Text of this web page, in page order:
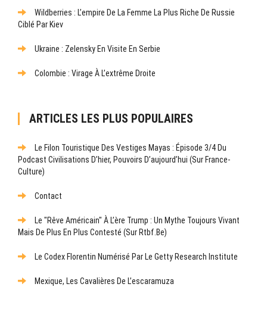
Wildberries : L’empire De La Femme La Plus Riche De Russie
Ciblé Par Kiev
Ukraine : Zelensky En Visite En Serbie
Colombie : Virage À L’extrême Droite
ARTICLES LES PLUS POPULAIRES
Le Filon Touristique Des Vestiges Mayas : Épisode 3/4 Du
Podcast Civilisations D’hier, Pouvoirs D’aujourd’hui (sur France-
Culture)
Contact
Le "rêve Américain" À L’ère Trump : Un Mythe Toujours Vivant
Mais De Plus En Plus Contesté (sur Rtbf.be)
Le Codex Florentin Numérisé Par Le Getty Research Institute
Mexique, Les Cavalières De L’escaramuza